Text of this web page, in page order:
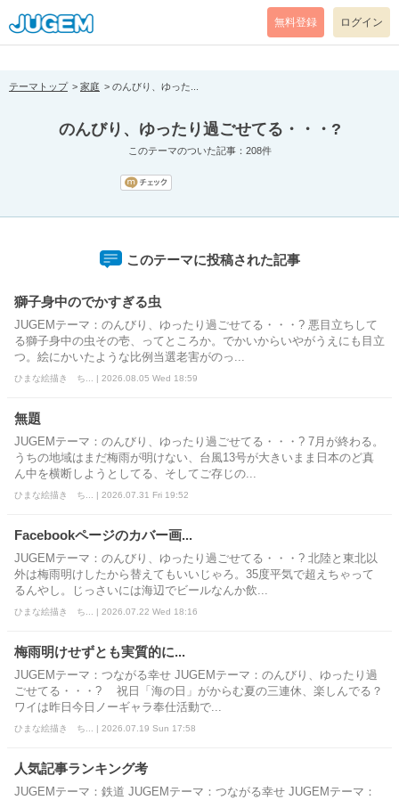
[pear_error: message="Success" code=0 mode=return level=notice
prefix="" info=""]
無料登録 ログイン
テーマトップ 家庭 のんびり、ゆった...
のんびり、ゆったり過ごせてる・・・?
このテーマのついた記事：208件
このテーマに投稿された記事
獅子身中のでかすぎる虫
JUGEMテーマ：のんびり、ゆったり過ごせてる・・・? 悪目立ちして
る獅子身中の虫その壱、ってところか。でかいからいやがうえにも目立
つ。絵にかいたような比例当選老害がのっ...
ひまな絵描き ち... | 2026.08.05 Wed 18:59
無題
JUGEMテーマ：のんびり、ゆったり過ごせてる・・・? 7月が終わる。
うちの地域はまだ梅雨が明けない、台風13号が大きいまま日本のど真
ん中を横断しようとしてる、そしてご存じの...
ひまな絵描き ち... | 2026.07.31 Fri 19:52
Facebookページのカバー画...
JUGEMテーマ：のんびり、ゆったり過ごせてる・・・? 北陸と東北以
外は梅雨明けしたから替えてもいいじゃろ。35度平気で超えちゃって
るんやし。じっさいには海辺でビールなんか飲...
ひまな絵描き ち... | 2026.07.22 Wed 18:16
梅雨明けせずとも実質的に...
JUGEMテーマ：つながる幸せ JUGEMテーマ：のんびり、ゆったり過
ごせてる・・・? 祝日「海の日」がからむ夏の三連休、楽しんでる？
ワイは昨日今日ノーギャラ奉仕活動で...
ひまな絵描き ち... | 2026.07.19 Sun 17:58
人気記事ランキング考
JUGEMテーマ：鉄道 JUGEMテーマ：つながる幸せ JUGEMテーマ：